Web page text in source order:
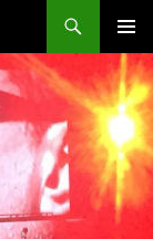
MENU